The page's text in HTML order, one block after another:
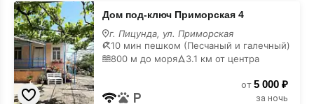
Дом
под-
ключ
Приморская
4
на
карте
Дом под-ключ Приморская 4
г. Пицунда, ул. Приморская
10 мин пешком (Песчаный и галечный)
800 м до моря
3.1 км от центра
от 5 000 ₽
за ночь